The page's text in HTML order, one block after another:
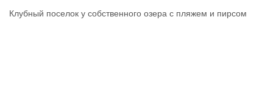
Клубный поселок у собственного озера с пляжем и пирсом